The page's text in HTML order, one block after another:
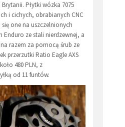
Płytki wózka 7075
i cichych, obrabianych CNC
się one na uszczelnionych
Enduro ze stali nierdzewnej, a
razem za pomocą śrub ze
przerzutki Ratio Eagle AXS
480 PLN, z
od 11 funtów.